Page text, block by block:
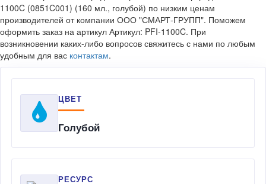
1100C (0851C001) (160 мл., голубой) по низким ценам
производителей от компании ООО "СМАРТ-ГРУПП". Поможем
оформить заказ на артикул Артикул: PFI-1100C. При
возникновении каких-либо вопросов свяжитесь с нами по любым
удобным для вас контактам.
ЦВЕТ
Голубой
РЕСУРС